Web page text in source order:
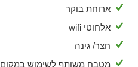
ארוחת בוקר
אלחוטי wifi
חצר/ גינה
מטבח משותף לשימוש במקום